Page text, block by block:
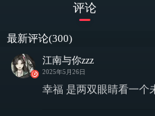
混音工程 Mixed by
母带后期处理 Mastered
电吉他 Electric
贝斯 Bass：骆
评论
最新评论(300)
江南与你zzz
2025年5月26日
幸福 是两双眼睛看一个